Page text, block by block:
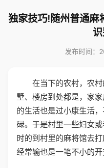
独家技巧!随州普通麻
发布时间：
在当下的农村，农
墅、楼房到处都是，家
的生活也是过小康生活
碌。于是村里一些妇女
时的到村里的麻将馆去
经常输也是一笔不小的开